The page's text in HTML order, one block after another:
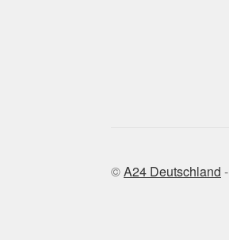
©A24 Deutschland -